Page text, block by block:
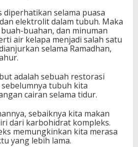
diperhatikan selama puasa
elektrolit dalam tubuh. Maka
buahan, dan minuman
air kelapa menjadi salah satu
selama Ramadhan,
adalah sebuah restorasi
tubuh kita
cairan selama tidur.
sebaiknya kita makan
dari karbohidrat kompleks.
memungkinkan kita merasa
yang lebih lama.